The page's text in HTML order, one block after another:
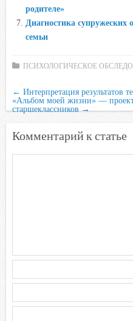
родителе»
Диагностика супружеских
семьи
ПСИХОЛОГИЧЕСКОЕ
← Интерпретация результатов
«Альбом моей жизни» —
старшеклассников→
Комментарий к статье